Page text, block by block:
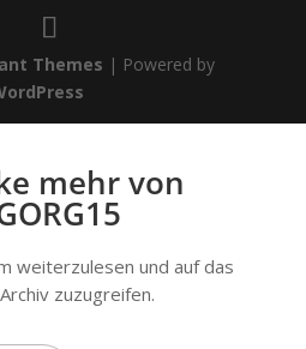
Themes | Powered by
mehr von
weiterzulesen und auf das
zuzugreifen.